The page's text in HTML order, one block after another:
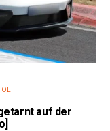
auf der